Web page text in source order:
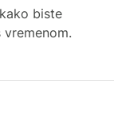
biste